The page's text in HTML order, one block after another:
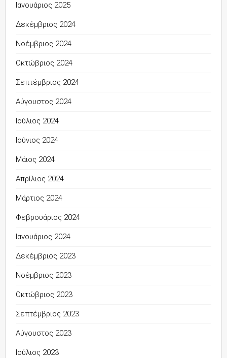
Ιανουάριος 2025
Δεκέμβριος 2024
Νοέμβριος 2024
Οκτώβριος 2024
Σεπτέμβριος 2024
Αύγουστος 2024
Ιούλιος 2024
Ιούνιος 2024
Μάιος 2024
Απρίλιος 2024
Μάρτιος 2024
Φεβρουάριος 2024
Ιανουάριος 2024
Δεκέμβριος 2023
Νοέμβριος 2023
Οκτώβριος 2023
Σεπτέμβριος 2023
Αύγουστος 2023
Ιούλιος 2023